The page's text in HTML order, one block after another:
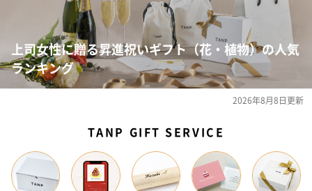
上司女性に贈る昇進祝いギフト（花・植物）の人気
ランキング
2026年8月8日更新
TANP GIFT SERVICE